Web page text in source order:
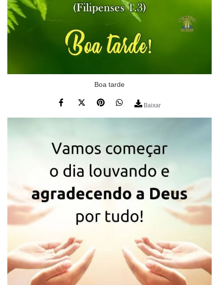
Boa tarde
Baixar